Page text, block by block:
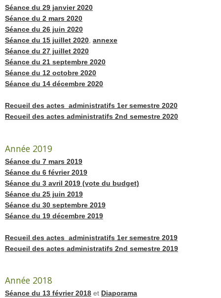
Séance du 29 janvier 2020
Séance du 2 mars 2020
Séance du 26 juin 2020
Séance du 15 juillet 2020, annexe
Séance du 27 juillet 2020
Séance du 21 septembre 2020
Séance du 12 octobre 2020
Séance du 14 décembre 2020
Recueil des actes administratifs 1er semestre 2020
Recueil des actes administratifs 2nd semestre 2020
Année 2019
Séance du 7 mars 2019
Séance du 6 février 2019
Séance du 3 avril 2019 (vote du budget)
Séance du 25 juin 2019
Séance du 30 septembre 2019
Séance du 19 décembre 2019
Recueil des actes administratifs 1er semestre 2019
Recueil des actes administratifs 2nd semestre 2019
Année 2018
Séance du 13 février 2018 et Diaporama